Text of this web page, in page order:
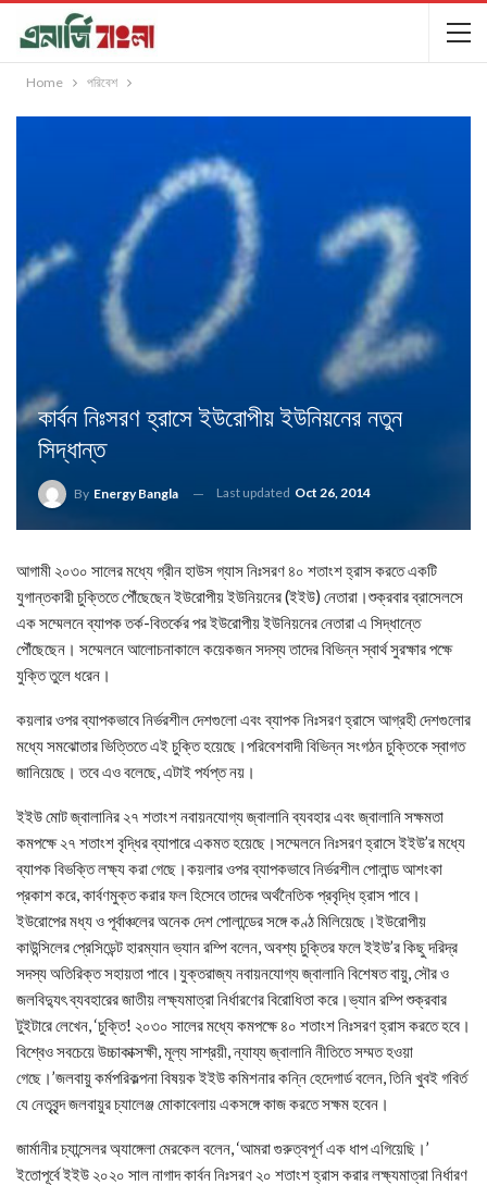
Home পরিবেশ
কার্বন নিঃসরণ হ্রাসে ইউরোপীয় ইউনিয়নের নতুন
সিদ্ধান্ত
By Energy Bangla Last updated Oct 26, 2014
আগামী ২০৩০ সালের মধ্যে গ্রীন হাউস গ্যাস নিঃসরণ ৪০ শতাংশ হ্রাস করতে একটি
যুগান্তকারী চুক্তিতে পৌঁছেছেন ইউরোপীয় ইউনিয়নের (ইইউ) নেতারা।শুক্রবার ব্রাসেলসে
এক সম্মেলনে ব্যাপক তর্ক-বিতর্কের পর ইউরোপীয় ইউনিয়নের নেতারা এ সিদ্ধান্তে
পৌঁছেছেন। সম্মেলনে আলোচনাকালে কয়েকজন সদস্য তাদের বিভিন্ন স্বার্থ সুরক্ষার পক্ষে
যুক্তি তুলে ধরেন।
কয়লার ওপর ব্যাপকভাবে নির্ভরশীল দেশগুলো এবং ব্যাপক নিঃসরণ হ্রাসে আগ্রহী দেশগুলোর
মধ্যে সমঝোতার ভিত্তিতে এই চুক্তি হয়েছে।পরিবেশবাদী বিভিন্ন সংগঠন চুক্তিকে স্বাগত
জানিয়েছে। তবে এও বলেছে, এটাই পর্যপ্ত নয়।
ইইউ মোট জ্বালানির ২৭ শতাংশ নবায়নযোগ্য জ্বালানি ব্যবহার এবং জ্বালানি সক্ষমতা
কমপক্ষে ২৭ শতাংশ বৃদ্ধির ব্যাপারে একমত হয়েছে।সম্মেলনে নিঃসরণ হ্রাসে ইইউ’র মধ্যে
ব্যাপক বিভক্তি লক্ষ্য করা গেছে।কয়লার ওপর ব্যাপকভাবে নির্ভরশীল পোলান্ড আশংকা
প্রকাশ করে, কার্বণমুক্ত করার ফল হিসেবে তাদের অর্থনৈতিক প্রবৃদ্ধি হ্রাস পাবে।
ইউরোপের মধ্য ও পূর্বাঞ্চলের অনেক দেশ পোলান্ডের সঙ্গে কণ্ঠ মিলিয়েছে।ইউরোপীয়
কাউন্সিলের প্রেসিডেন্ট হারম্যান ভ্যান রম্পি বলেন, অবশ্য চুক্তির ফলে ইইউ’র কিছু দরিদ্র
সদস্য অতিরিক্ত সহায়তা পাবে।যুক্তরাজ্য নবায়নযোগ্য জ্বালানি বিশেষত বায়ু, সৌর ও
জলবিদ্যুৎ ব্যবহারের জাতীয় লক্ষ্যমাত্রা নির্ধারণের বিরোধিতা করে।ভ্যান রম্পি শুক্রবার
টুইটারে লেখেন, ‘চুক্তি! ২০৩০ সালের মধ্যে কমপক্ষে ৪০ শতাংশ নিঃসরণ হ্রাস করতে হবে।
বিশ্বেও সবচেয়ে উচ্চাকাক্সক্ষী, মূল্য সাশ্রয়ী, ন্যায্য জ্বালানি নীতিতে সম্মত হওয়া
গেছে।’জলবায়ু কর্মপরিকল্পনা বিষয়ক ইইউ কমিশনার কন্নি হেদেগার্ড বলেন, তিনি খুবই গবির্ত
যে নেতৃবৃন্দ জলবায়ুর চ্যালেঞ্জ মোকাবেলায় একসঙ্গে কাজ করতে সক্ষম হবেন।
জার্মানীর চ্যান্সেলর অ্যাঙ্গেলা মেরকেল বলেন, ‘আমরা গুরুত্বপূর্ণ এক ধাপ এগিয়েছি।’
ইতোপূর্বে ইইউ ২০২০ সাল নাগাদ কার্বন নিঃসরণ ২০ শতাংশ হ্রাস করার লক্ষ্যমাত্রা নির্ধারণ